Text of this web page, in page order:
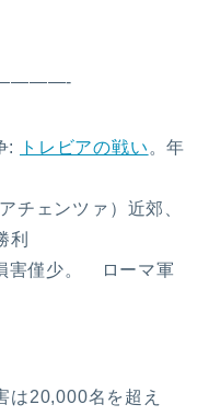
: トレビアの戦い 。年
チェンツァ）近郊、
利
僅少。 ローマ軍
は20,000名を超え